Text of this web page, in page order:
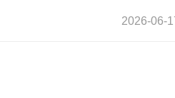
2026-06-